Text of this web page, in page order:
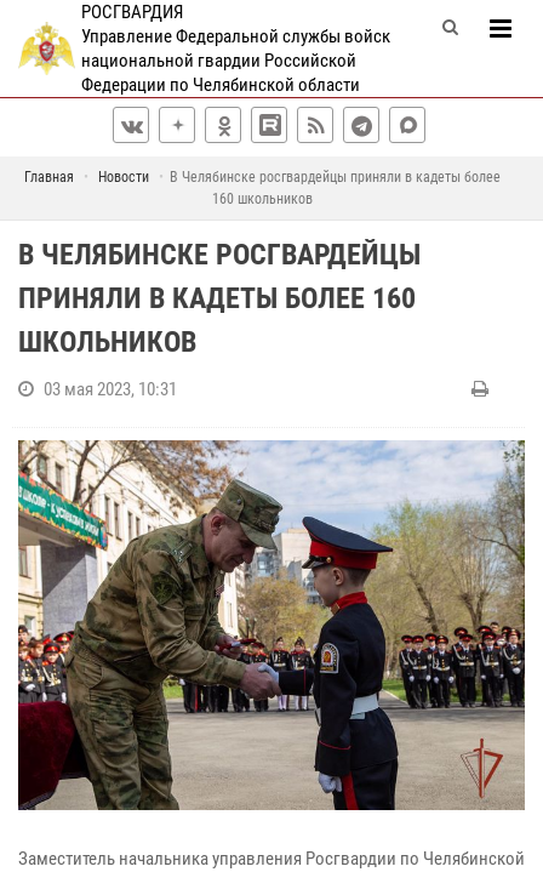
РОСГВАРДИЯ
Управление Федеральной службы войск
национальной гвардии Российской
Федерации по Челябинской области
Главная Новости
В Челябинске росгвардейцы приняли в кадеты более
160 школьников
В ЧЕЛЯБИНСКЕ РОСГВАРДЕЙЦЫ
ПРИНЯЛИ В КАДЕТЫ БОЛЕЕ 160
ШКОЛЬНИКОВ
03 мая 2023, 10:31
Заместитель начальника управления Росгвардии по Челябинской